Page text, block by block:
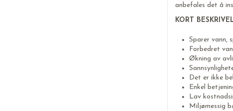
anbefales det å
KORT
Sparer vann,
Forbedret
Økning av
Det er ikke
Enkel
Lav
Miljømessig